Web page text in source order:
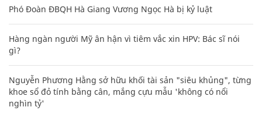
Phó Đoàn ĐBQH Hà Giang Vương Ngọc Hà bị kỷ luật
Hàng ngàn người Mỹ ân hận vì tiêm vắc xin HPV: Bác sĩ nói
gì?
Nguyễn Phương Hằng sở hữu khối tài sản "siêu khủng", từng
khoe sổ đỏ tính bằng cân, mắng cựu mẫu 'không có nổi
nghìn tỷ'